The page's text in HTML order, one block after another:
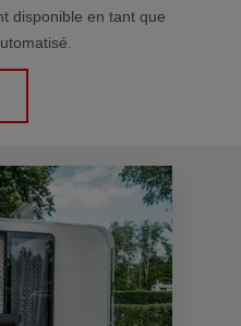
disponible en tant que